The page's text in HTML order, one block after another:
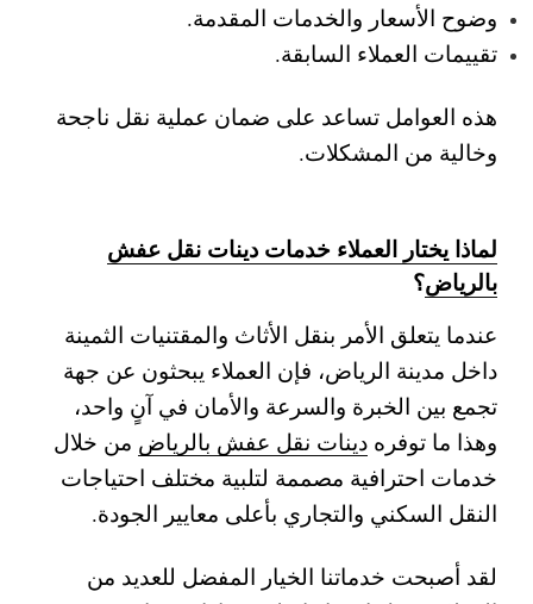
وضوح الأسعار والخدمات المقدمة.
تقييمات العملاء السابقة.
هذه العوامل تساعد على ضمان عملية نقل ناجحة
وخالية من المشكلات.
لماذا يختار العملاء خدمات دينات نقل عفش
بالرياض؟
عندما يتعلق الأمر بنقل الأثاث والمقتنيات الثمينة
داخل مدينة الرياض، فإن العملاء يبحثون عن جهة
تجمع بين الخبرة والسرعة والأمان في آنٍ واحد،
وهذا ما توفره دينات نقل عفش بالرياض من خلال
خدمات احترافية مصممة لتلبية مختلف احتياجات
النقل السكني والتجاري بأعلى معايير الجودة.
لقد أصبحت خدماتنا الخيار المفضل للعديد من